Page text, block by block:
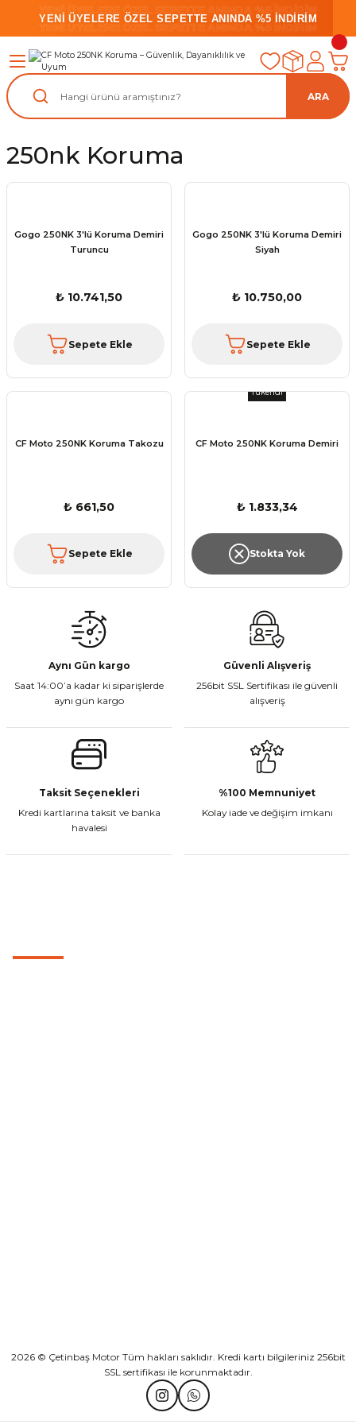
YENİ ÜYELERE ÖZEL SEPETTE ANINDA %5 İNDİRİM
YENİ ÜYELERE ÖZEL SEPETTE ANINDA %5 İNDİRİM
YENİ ÜYELERE ÖZEL SEPETTE ANINDA %5 İNDİRİM
ARA
250nk Koruma
Gogo 250NK 3'lü Koruma Demiri
Turuncu
₺ 10.741,50
Sepete Ekle
Gogo 250NK 3'lü Koruma Demiri
Siyah
₺ 10.750,00
Sepete Ekle
CF Moto 250NK Koruma Takozu
₺ 661,50
Sepete Ekle
Tükendi
CF Moto 250NK Koruma Demiri
₺ 1.833,34
Stokta Yok
Aynı Gün kargo
Saat 14:00’a kadar ki siparişlerde
aynı gün kargo
Güvenli Alışveriş
256bit SSL Sertifikası ile güvenli
alışveriş
Taksit Seçenekleri
Kredi kartlarına taksit ve banka
havalesi
%100 Memnuniyet
Kolay iade ve değişim imkanı
2026 © Çetinbaş Motor Tüm hakları saklıdır. Kredi kartı bilgileriniz 256bit
SSL sertifikası ile korunmaktadır.